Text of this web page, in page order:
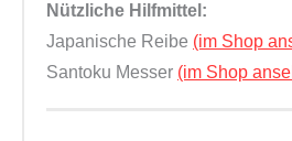
Nützliche Hilfmittel:
Japanische Reibe (im Shop
Santoku Messer (im Shop